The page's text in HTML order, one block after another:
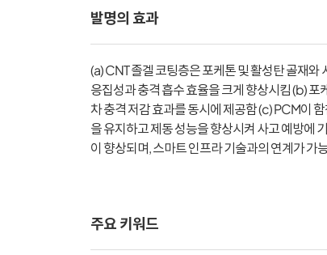
발명의 효과
(a) CNT 졸겔 코팅층은 포케톤 및 활성탄 골재
응집성과 충격 흡수 효율을 크게 향상시킴 (b)
차 충격 저감 효과를 동시에 제공함 (c) PCM이
을 유지하고 제동 성능을 향상시켜 사고 예방에
이 향상되며, 스마트 인프라 기술과의 연계가 가
주요 키워드